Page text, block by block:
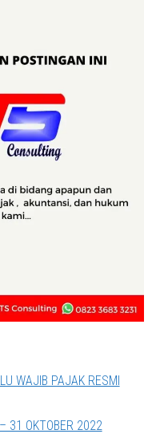
WAJIB PAJAK RESMI
31 OKTOBER 2022